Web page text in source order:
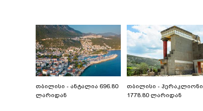
თბილისი - ანტალია 696.80
ლარიდან
თბილისი - ჰერაკლიონი
1778.80 ლარიდან